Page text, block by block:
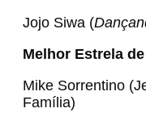
Jojo Siwa (
Melhor Estrela
Mike Sorrentino
Família)